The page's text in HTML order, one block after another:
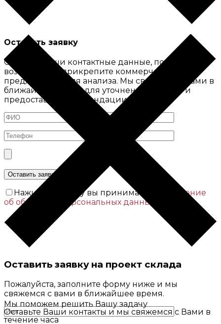
Оставить заявку
Оставьте ваши контактные данные, по
возможности прикрепите коммерческое
предложение для анализа. Мы свяжемся с вами в
ближайшее время для уточнения деталей и
предоставим рекомендации.
Нажимая кнопку вы принимаете
Соглашение
об обработке персональных данных
Оставить заявку на проект склада
Пожалуйста, заполните форму ниже и мы
свяжемся с вами в ближайшее время.
Мы поможем решить Вашу задачу
Оставьте Ваши контакты и мы свяжемся с Вами в
течение часа